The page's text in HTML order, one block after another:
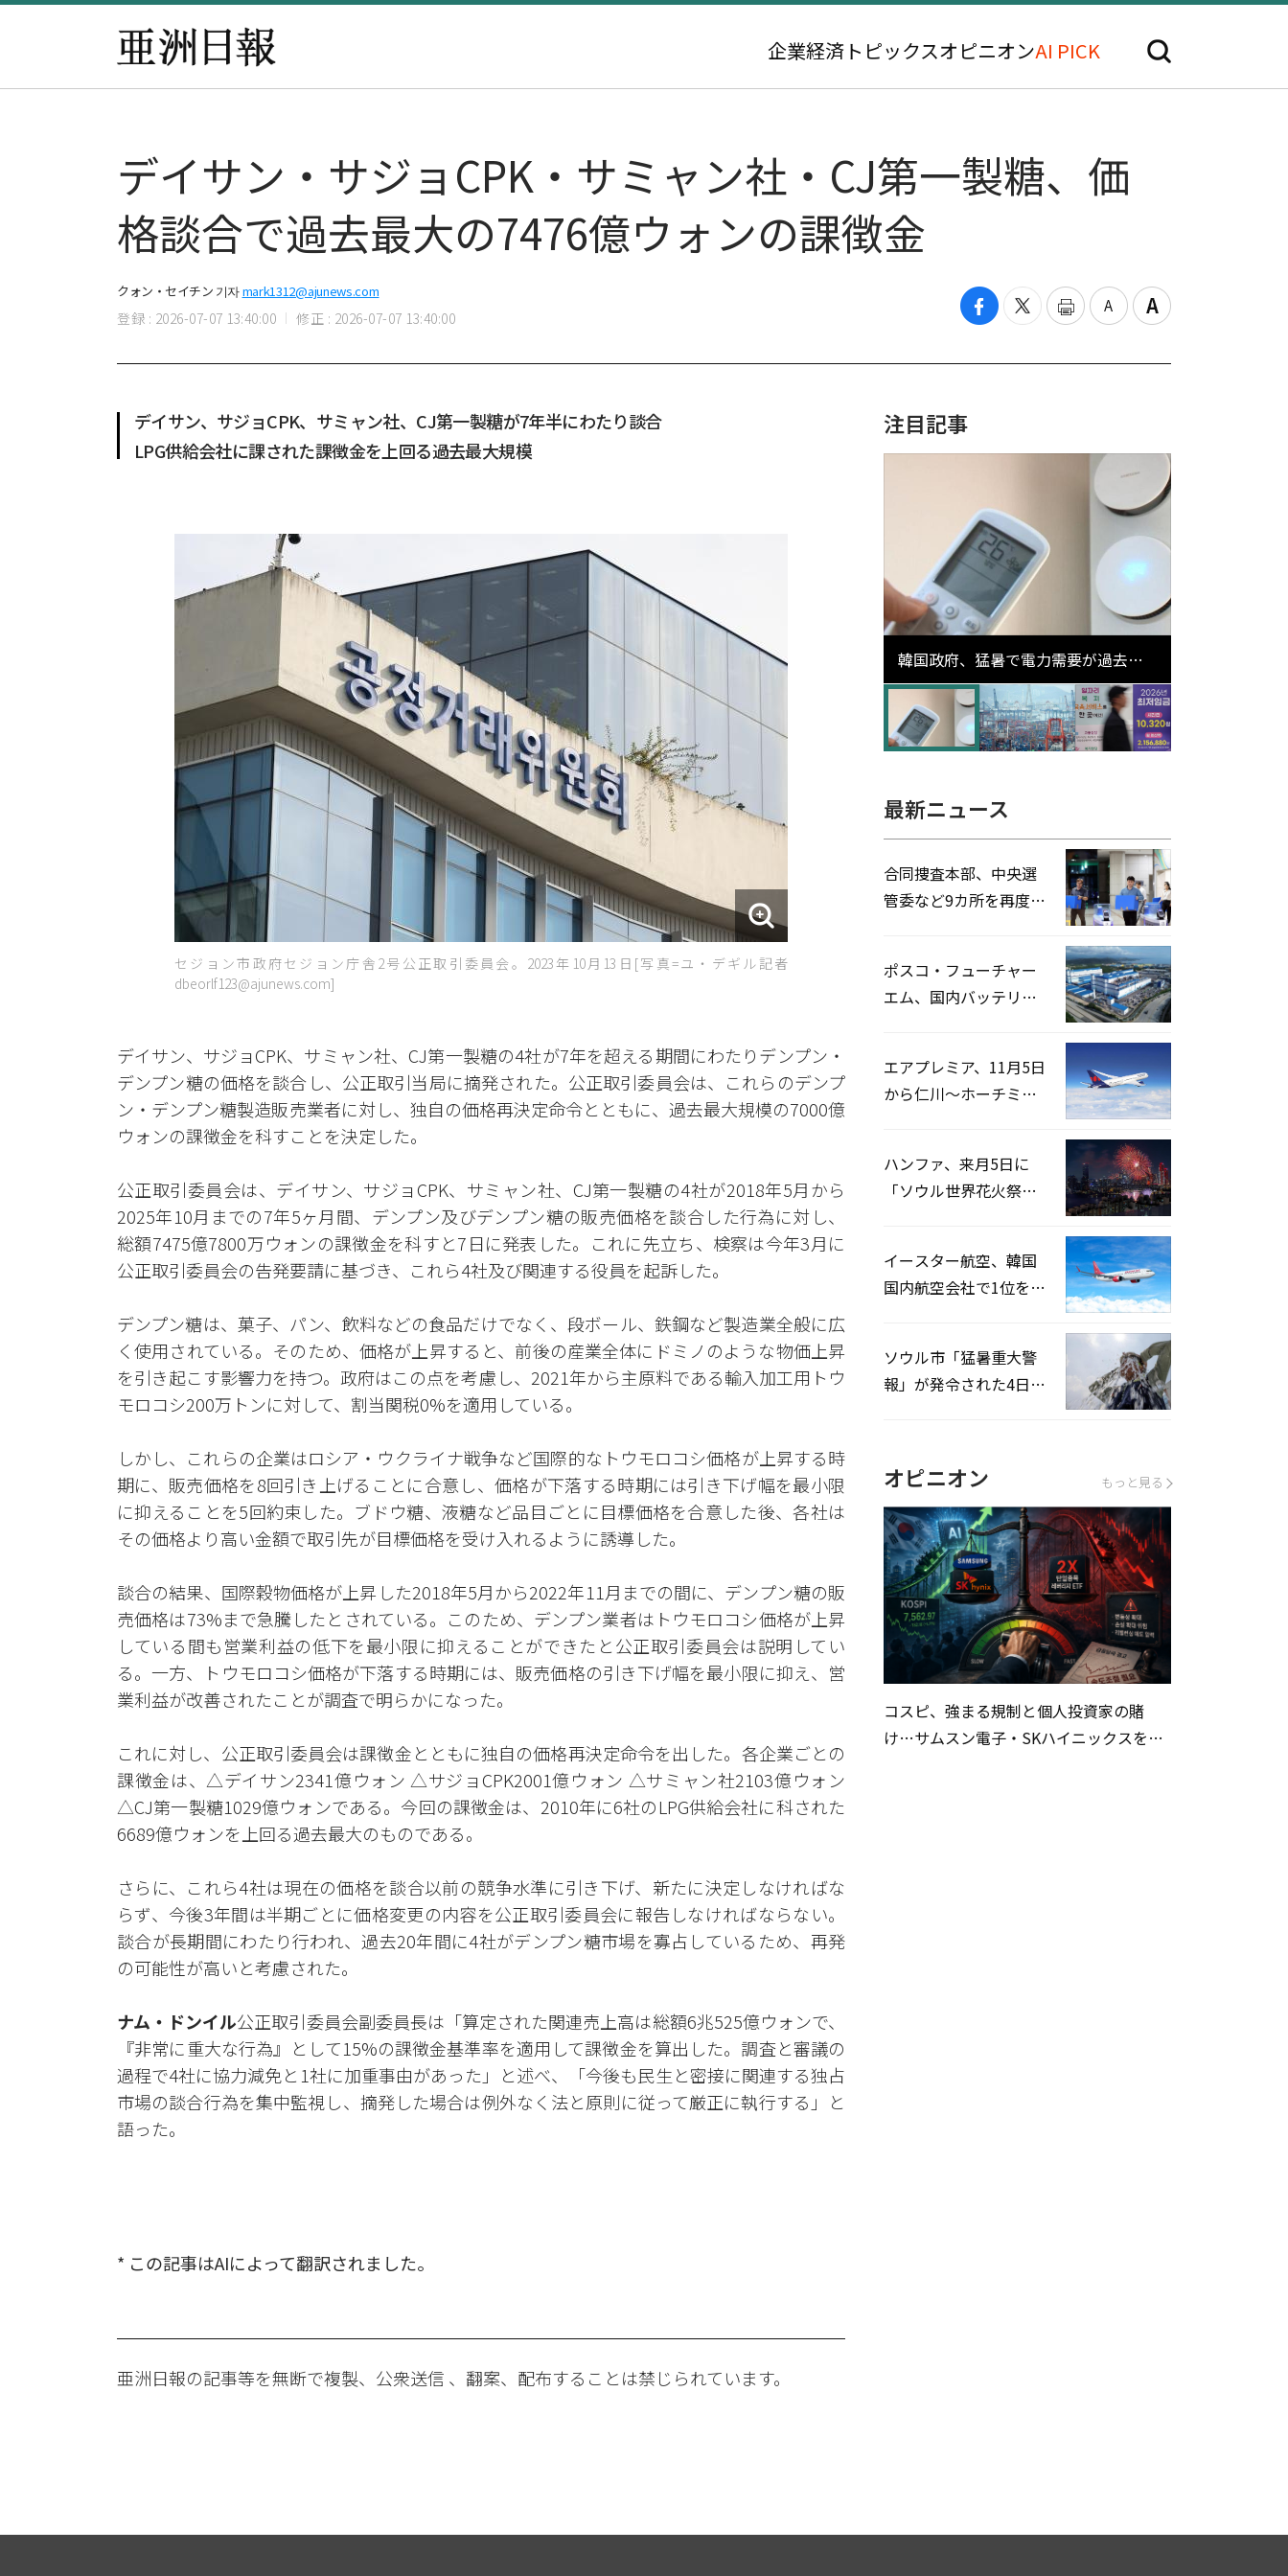
企業経済 トピックスオピニオンAI PICK
デイサン・サジョCPK・サミャン社・CJ第一製糖、価
格談合で過去最大の7476億ウォンの課徴金
クォン・セイチン 기자mark1312@ajunews.com
登録 : 2026-07-07 13:40:00 修正 : 2026-07-07 13:40:00
デイサン、サジョCPK、サミャン社、CJ第一製糖が7年半にわたり談合
LPG供給会社に課された課徴金を上回る過去最大規模
セジョン市政府セジョン庁舎2号公正取引委員会。2023年10月13日[写真=ユ・デギル記者
dbeorlf123@ajunews.com]
デイサン、サジョCPK、サミャン社、CJ第一製糖の4社が7年を超える期間にわたりデンプン・
デンプン糖の価格を談合し、公正取引当局に摘発された。公正取引委員会は、これらのデンプ
ン・デンプン糖製造販売業者に対し、独自の価格再決定命令とともに、過去最大規模の7000億
ウォンの課徴金を科すことを決定した。
公正取引委員会は、デイサン、サジョCPK、サミャン社、CJ第一製糖の4社が2018年5月から
2025年10月までの7年5ヶ月間、デンプン及びデンプン糖の販売価格を談合した行為に対し、
総額7475億7800万ウォンの課徴金を科すと7日に発表した。これに先立ち、検察は今年3月に
公正取引委員会の告発要請に基づき、これら4社及び関連する役員を起訴した。
デンプン糖は、菓子、パン、飲料などの食品だけでなく、段ボール、鉄鋼など製造業全般に広
く使用されている。そのため、価格が上昇すると、前後の産業全体にドミノのような物価上昇
を引き起こす影響力を持つ。政府はこの点を考慮し、2021年から主原料である輸入加工用トウ
モロコシ200万トンに対して、割当関税0%を適用している。
しかし、これらの企業はロシア・ウクライナ戦争など国際的なトウモロコシ価格が上昇する時
期に、販売価格を8回引き上げることに合意し、価格が下落する時期には引き下げ幅を最小限
に抑えることを5回約束した。ブドウ糖、液糖など品目ごとに目標価格を合意した後、各社は
その価格より高い金額で取引先が目標価格を受け入れるように誘導した。
談合の結果、国際穀物価格が上昇した2018年5月から2022年11月までの間に、デンプン糖の販
売価格は73%まで急騰したとされている。このため、デンプン業者はトウモロコシ価格が上昇
している間も営業利益の低下を最小限に抑えることができたと公正取引委員会は説明してい
る。一方、トウモロコシ価格が下落する時期には、販売価格の引き下げ幅を最小限に抑え、営
業利益が改善されたことが調査で明らかになった。
これに対し、公正取引委員会は課徴金とともに独自の価格再決定命令を出した。各企業ごとの
課徴金は、△デイサン2341億ウォン △サジョCPK2001億ウォン △サミャン社2103億ウォン
△CJ第一製糖1029億ウォンである。今回の課徴金は、2010年に6社のLPG供給会社に科された
6689億ウォンを上回る過去最大のものである。
さらに、これら4社は現在の価格を談合以前の競争水準に引き下げ、新たに決定しなければな
らず、今後3年間は半期ごとに価格変更の内容を公正取引委員会に報告しなければならない。
談合が長期間にわたり行われ、過去20年間に4社がデンプン糖市場を寡占しているため、再発
の可能性が高いと考慮された。
ナム・ドンイル公正取引委員会副委員長は「算定された関連売上高は総額6兆525億ウォンで、
『非常に重大な行為』として15%の課徴金基準率を適用して課徴金を算出した。調査と審議の
過程で4社に協力減免と1社に加重事由があった」と述べ、「今後も民生と密接に関連する独占
市場の談合行為を集中監視し、摘発した場合は例外なく法と原則に従って厳正に執行する」と
語った。
* この記事はAIによって翻訳されました。
亜洲日報の記事等を無断で複製、公衆送信 、翻案、配布することは禁じられています。
注目記事
韓国政府、猛暑で電力需要が過去最
高更新の可能性に需給対応体制を点
検
最新ニュース
合同捜査本部、中央選
管委など9カ所を再度家
ポスコ・フューチャー
エム、国内バッテリー
エアプレミア、11月5日
から仁川〜ホーチミン
ハンファ、来月5日に
「ソウル世界花火祭り
イースター航空、韓国
国内航空会社で1位を記
ソウル市「猛暑重大警
報」が発令された4日、
オピニオン もっと見る
コスピ、強まる規制と個人投資家の賭
け…サムスン電子・SKハイニックスを巡